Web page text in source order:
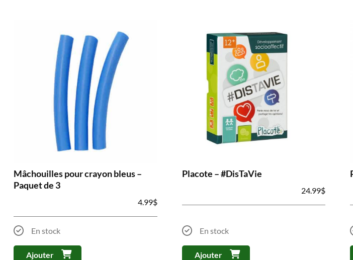
Mâchouilles pour crayon bleus –
Paquet de 3
4.99$
En stock
Ajouter
Placote – #DisTaVie
24.99$
En stock
Ajouter